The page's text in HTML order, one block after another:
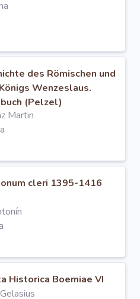
des Römischen und
Wenzeslaus.
(Pelzel)
Martin
cleri 1395-1416
Historica Boemiae VI